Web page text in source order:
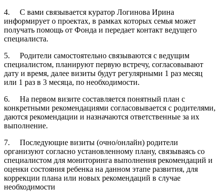
4. С вами связывается куратор Логинова Ирина
информирует о проектах, в рамках которых семья может
получать помощь от Фонда и передает контакт ведущего
специалиста.
5. Родители самостоятельно связываются с ведущим
специалистом, планируют первую встречу, согласовывают
дату и время, далее визиты будут регулярными 1 раз месяц
или 1 раз в 3 месяца, по необходимости.
6. На первом визите составляется понятный план с
конкретными рекомендациями согласовывается с родителями,
даются рекомендации и назначаются ответственные за их
выполнение.
7. Последующие визиты (очно/онлайн) родители
организуют согласно установленному плану, связываясь со
специалистом для мониторинга выполнения рекомендаций и
оценки состояния ребенка на данном этапе развития, для
коррекции плана или новых рекомендаций в случае
необходимости